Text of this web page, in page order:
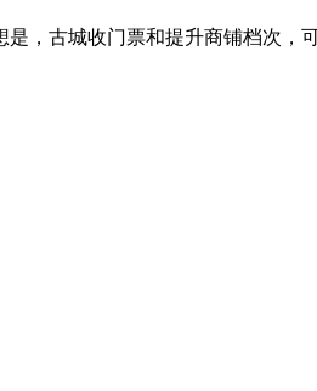
是，古城收门票和提升商铺档次